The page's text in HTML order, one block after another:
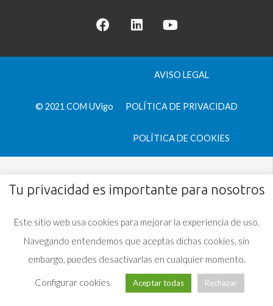
© 2021 COM UVigo
AVISO LEGAL
POLÍTICA DE PRIVACIDAD
POLÍTICA DE COOKIES
Tu privacidad es importante para nosotros
Este sitio web usa cookies para mejorar la experiencia de uso.
Navegando entendemos que aceptas dichas cookies, sin
embargo, puedes desactivarlas en cualquier momento.
Configurar cookies Aceptar todas Rechazar